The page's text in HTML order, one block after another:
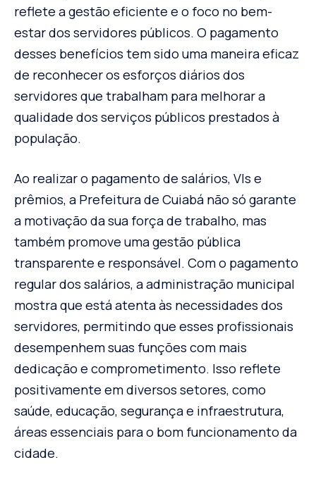
reflete a gestão eficiente e o foco no bem-
estar dos servidores públicos. O pagamento
desses benefícios tem sido uma maneira eficaz
de reconhecer os esforços diários dos
servidores que trabalham para melhorar a
qualidade dos serviços públicos prestados à
população.
Ao realizar o pagamento de salários, VIs e
prêmios, a Prefeitura de Cuiabá não só garante
a motivação da sua força de trabalho, mas
também promove uma gestão pública
transparente e responsável. Com o pagamento
regular dos salários, a administração municipal
mostra que está atenta às necessidades dos
servidores, permitindo que esses profissionais
desempenhem suas funções com mais
dedicação e comprometimento. Isso reflete
positivamente em diversos setores, como
saúde, educação, segurança e infraestrutura,
áreas essenciais para o bom funcionamento da
cidade.